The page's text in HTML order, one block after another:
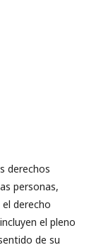
derechos
personas,
derecho
el pleno
de su